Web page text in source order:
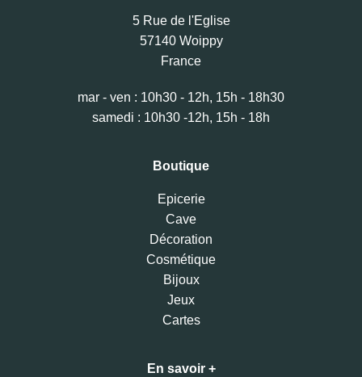
5 Rue de l'Eglise
57140 Woippy
France
mar - ven : 10h30 - 12h, 15h - 18h30
samedi : 10h30 -12h, 15h - 18h
Boutique
Epicerie
Cave
Décoration
Cosmétique
Bijoux
Jeux
Cartes
En savoir +